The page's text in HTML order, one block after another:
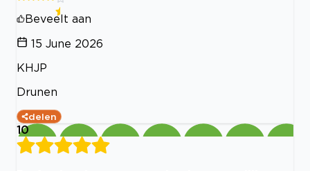
Beveelt aan
15 June 2026
KHJP
Drunen
delen
10